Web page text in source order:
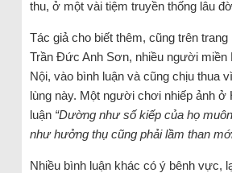
thu, ở một vài tiệm truyền thống lâu
Tác giả cho biết thêm, cũng trên
Trần Đức Anh Sơn, nhiều người miền
Nội, vào bình luận và cũng chịu thua
lùng này. Một người chơi nhiếp ảnh ở
luận “Dường như số kiếp của họ
như hưởng thụ cũng phải lầm than
Nhiều bình luận khác có ý bênh vực,